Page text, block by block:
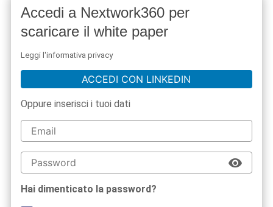
Accedi a Nextwork360 per
scaricare il white paper
Leggi l'informativa privacy
ACCEDI CON LINKEDIN
Oppure inserisci i tuoi dati
Hai dimenticato la password?